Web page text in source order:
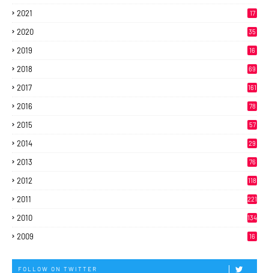
2021 17
2020 35
2019 16
2018 69
2017 161
2016 78
2015 57
2014 29
2013 76
2012 118
2011 221
2010 134
2009 16
FOLLOW ON TWITTER